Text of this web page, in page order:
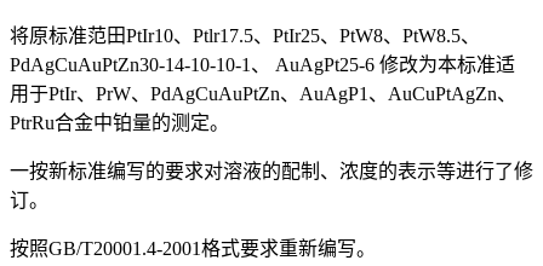
将原标准范田PtIr10、Ptlr17.5、PtIr25、PtW8、PtW8.5、
PdAgCuAuPtZn30-14-10-10-1、 AuAgPt25-6 修改为本标准适
用于PtIr、PrW、PdAgCuAuPtZn、AuAgP1、AuCuPtAgZn、
PtrRu合金中铂量的测定。
一按新标准编写的要求对溶液的配制、浓度的表示等进行了修
订。
按照GB/T20001.4-2001格式要求重新编写。